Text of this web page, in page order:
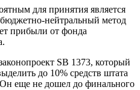
для принятия является
нейтральный метод
прибыли от фонда
SB 1373, который
до 10% средств штата
еще не дошел до финального